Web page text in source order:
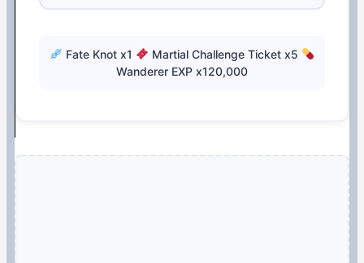
Fate Knot x1
Martial Challenge Ticket x5
Wanderer EXP x120,000